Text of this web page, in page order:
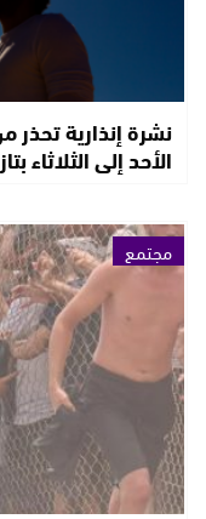
الأحد إلى الثلاثاء
مجتمع